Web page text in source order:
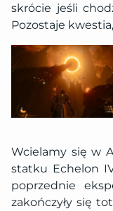
skrócie jeśli
Pozostaje
Wcielamy się w
statku Echelon
poprzednie
zakończyły się